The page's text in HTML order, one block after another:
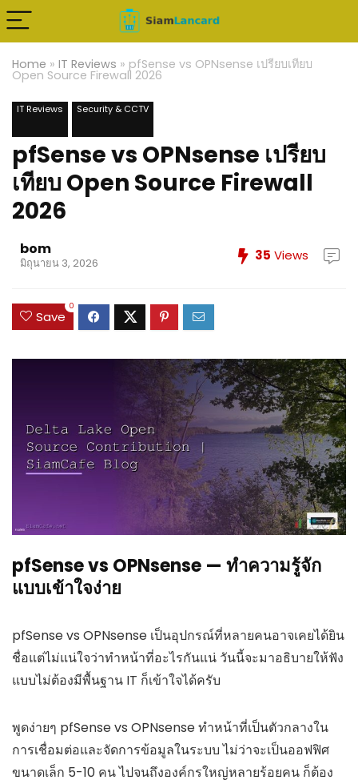
Home » IT Reviews » pfSense vs OPNsense เปรียบเทียบ
Open Source Firewall 2026
IT Reviews Security & CCTV
pfSense vs OPNsense เปรียบ
เทียบ Open Source Firewall
2026
bom
มิถุนายน 3, 2026 35 Views
Save
0
pfSense vs OPNsense — ทำความรู้จัก
แบบเข้าใจง่าย
pfSense vs OPNsense เป็นอุปกรณ์ที่หลายคนอาจเคยได้ยิน
ชื่อแต่ไม่แน่ใจว่าทำหน้าที่อะไรกันแน่ วันนี้จะมาอธิบายให้ฟัง
แบบไม่ต้องมีพื้นฐาน IT ก็เข้าใจได้ครับ
พูดง่ายๆ pfSense vs OPNsense ทำหน้าที่เป็นตัวกลางใน
การเชื่อมต่อและจัดการข้อมูลในระบบ ไม่ว่าจะเป็นออฟฟิศ
ขนาดเล็ก 5-10 คน ไปจนถึงองค์กรใหญ่หลายร้อยคน ก็ต้อง